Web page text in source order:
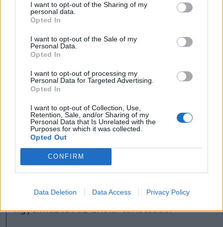
I want to opt-out of the Sharing of my
personal data.
Opted In
I want to opt-out of the Sale of my
Personal Data.
Opted In
I want to opt-out of processing my
Personal Data for Targeted Advertising.
Opted In
I want to opt-out of Collection, Use,
Retention, Sale, and/or Sharing of my
Personal Data that Is Unrelated with the
Purposes for which it was collected.
Opted Out
CONFIRM
Data Deletion Data Access Privacy Policy
fogalmak a tinédzserek szóhasználatában
cyberbullying. Ez utóbbi elsősorban
csúfolódást, fenyegetést jelent. Az
áldozat személyiségfejlődésének, illetve
önbecsülésének szempontjából rendkívül
káros módon fejti ki hatását. Ha a
kiközösítés már zaklatással társul, és
elfajulnak a helyzetek, a sérülések sokkal
súlyosabbakká válnak, akár az
öngyilkosságig is eljuthat az áldozat –
figyelmeztet az iskolai tanácsadó.